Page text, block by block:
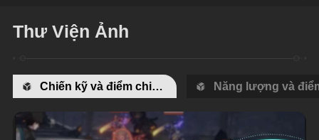
Thư Viện Ảnh
Chiến kỹ và điểm chiến kỹ Năng lượng và